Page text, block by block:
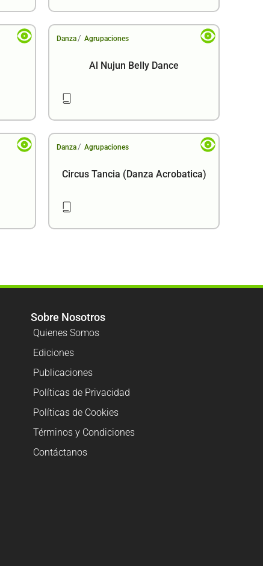
Danza / Agrupaciones
Al Nujun Belly Dance
Danza / Agrupaciones
Circus Tancia (Danza Acrobatica)
Sobre Nosotros
Quienes Somos
Ediciones
Publicaciones
Políticas de Privacidad
Políticas de Cookies
Términos y Condiciones
Contáctanos